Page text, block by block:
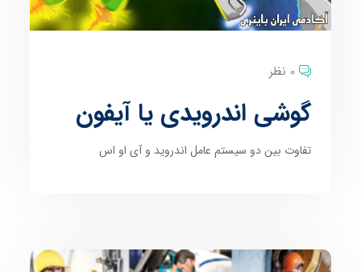
0 نظر
گوشی اندرویدی یا آیفون
تفاوت بین دو سیستم عامل اندروید و آی او اس